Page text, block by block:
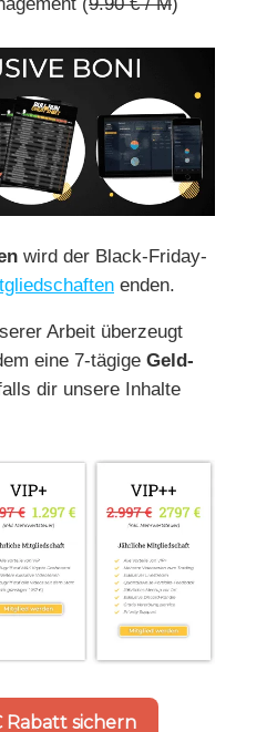
(9.90 € / M)
wird der Black-Friday-
enden.
Arbeit überzeugt
eine 7-tägige Geld-
dir unsere Inhalte
sichern